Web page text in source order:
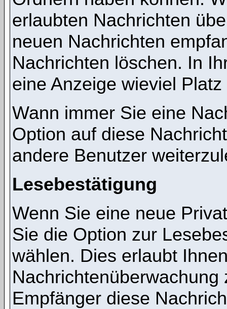
erlaubten Nachrichten
neuen Nachrichten
Nachrichten löschen. In
eine Anzeige wieviel
Wann immer Sie eine
Option auf diese
andere Benutzer
Lesebestätigung
Wenn Sie eine neue
Sie die Option zur
wählen. Dies erlaubt
Empfänger diese